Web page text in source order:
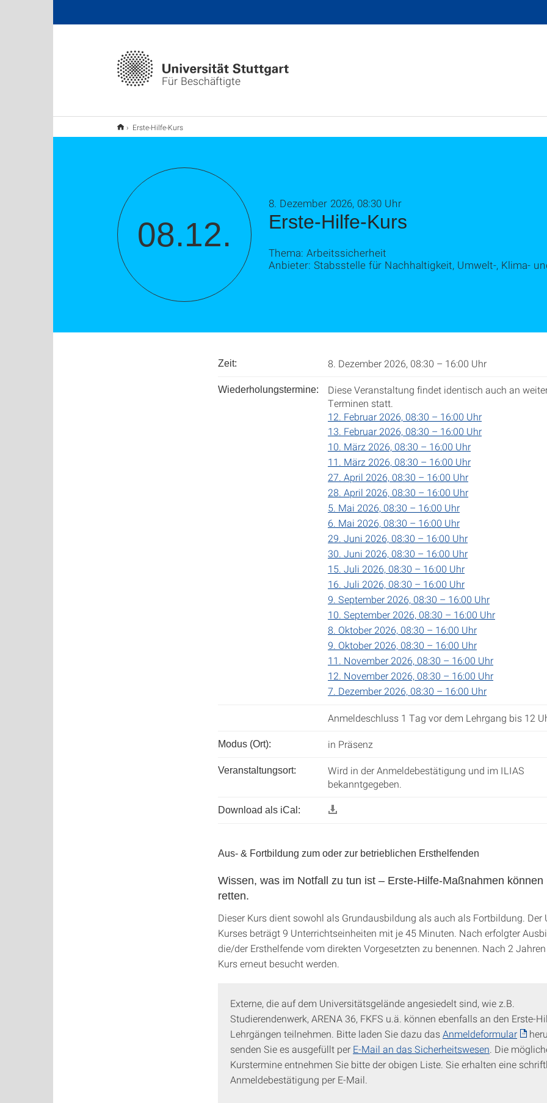
Für Beschäftigte
Erste-Hilfe-Kurs
08.12. Erste-Hilfe-Kurs
8. Dezember 2026, 08:30 Uhr
Thema: Arbeitssicherheit
Anbieter: Stabsstelle für Nachhaltigkeit, Umwelt-, Klima-
Zeit: 8. Dezember 2026, 08:30 – 16:00 Uhr
Wiederholungstermine:
Diese Veranstaltung findet identisch auch an
Terminen statt.
12. Februar 2026, 08:30 – 16:00 Uhr
13. Februar 2026, 08:30 – 16:00 Uhr
10. März 2026, 08:30 – 16:00 Uhr
11. März 2026, 08:30 – 16:00 Uhr
27. April 2026, 08:30 – 16:00 Uhr
28. April 2026, 08:30 – 16:00 Uhr
5. Mai 2026, 08:30 – 16:00 Uhr
6. Mai 2026, 08:30 – 16:00 Uhr
29. Juni 2026, 08:30 – 16:00 Uhr
30. Juni 2026, 08:30 – 16:00 Uhr
15. Juli 2026, 08:30 – 16:00 Uhr
16. Juli 2026, 08:30 – 16:00 Uhr
9. September 2026, 08:30 – 16:00 Uhr
10. September 2026, 08:30 – 16:00 Uhr
8. Oktober 2026, 08:30 – 16:00 Uhr
9. Oktober 2026, 08:30 – 16:00 Uhr
11. November 2026, 08:30 – 16:00 Uhr
12. November 2026, 08:30 – 16:00 Uhr
7. Dezember 2026, 08:30 – 16:00 Uhr
Anmeldeschluss 1 Tag vor dem Lehrgang bis 12
Modus (Ort): in Präsenz
Veranstaltungsort:
Wird in der Anmeldebestätigung und im ILIAS
bekanntgegeben.
Download als iCal:
Aus- & Fortbildung zum oder zur betrieblichen Ersthelfenden
Wissen, was im Notfall zu tun ist – Erste-Hilfe-Maßnahmen können
retten.
Dieser Kurs dient sowohl als Grundausbildung als auch als Fortbildung. Der
Kurses beträgt 9 Unterrichtseinheiten mit je 45 Minuten. Nach erfolgter
die/der Ersthelfende vom direkten Vorgesetzten zu benennen. Nach 2
Kurs erneut besucht werden.
Externe, die auf dem Universitätsgelände angesiedelt sind, wie z.B.
Studierendenwerk, ARENA 36, FKFS u.ä. können ebenfalls an den Erste-
Lehrgängen teilnehmen. Bitte laden Sie dazu dasAnmeldeformular
senden Sie es ausgefüllt per E-Mail an das Sicherheitswesen . Die
Kurstermine entnehmen Sie bitte der obigen Liste. Sie erhalten eine
Anmeldebestätigung per E-Mail.